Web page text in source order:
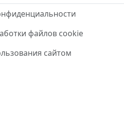
файлов cookie
сайтом